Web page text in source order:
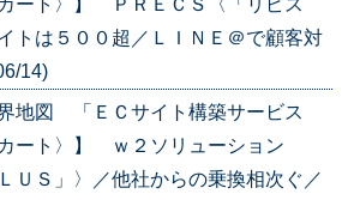
トは５００超／ＬＩＮＥ＠で顧客対
14)
界地図 「ＥＣサイト構築サービス
ート〉】 ｗ２ソリューション
ＵＳ」〉／他社からの乗換相次ぐ／